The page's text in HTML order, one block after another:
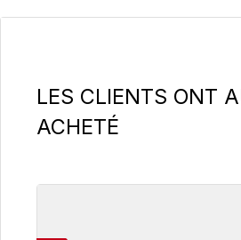
Ignorer la galerie de produits
LES CLIENTS ONT
ACHETÉ